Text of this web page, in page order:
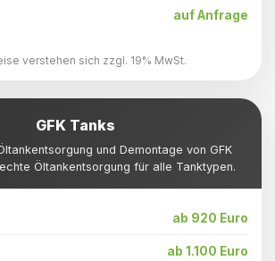
auf Anfrage
verstehen sich zzgl. 19% MwSt.
GFK Tanks
und Demontage von GFK
Öltankentsorgung für alle Tanktypen.
ab 920 Euro
ab 1.100 Euro